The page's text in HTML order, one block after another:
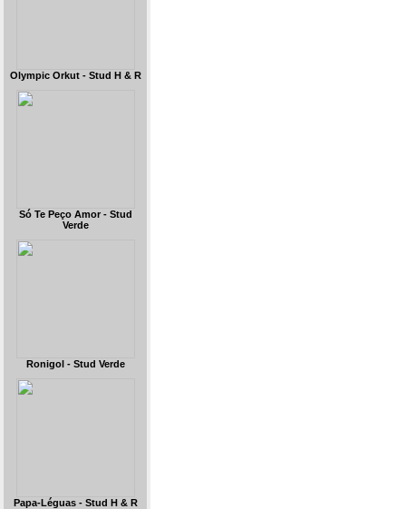
Olympic Orkut - Stud H & R
Só Te Peço Amor - Stud
Verde
Ronigol - Stud Verde
Papa-Léguas - Stud H & R